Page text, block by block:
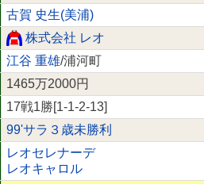
古賀 史生(美浦)
株式会社 レオ
江谷 重雄/浦河町
1465万2000円
17戦1勝[1-1-2-13]
99'サラ３歳未勝利
レオセレナーデ
レオキャロル